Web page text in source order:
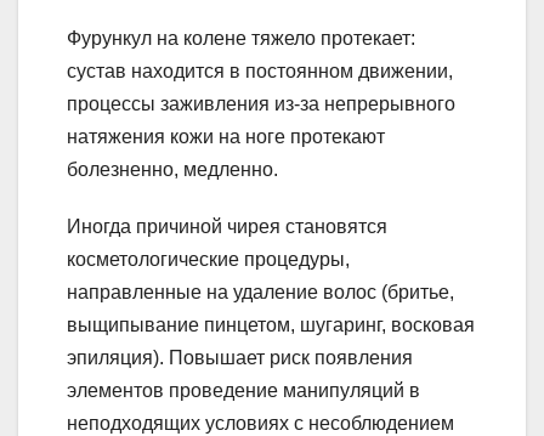
Фурункул на колене тяжело протекает:
сустав находится в постоянном движении,
процессы заживления из-за непрерывного
натяжения кожи на ноге протекают
болезненно, медленно.
Иногда причиной чирея становятся
косметологические процедуры,
направленные на удаление волос (бритье,
выщипывание пинцетом, шугаринг, восковая
эпиляция). Повышает риск появления
элементов проведение манипуляций в
неподходящих условиях с несоблюдением